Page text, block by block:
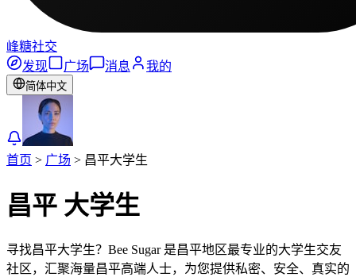
峰糖社交
发现
广场 消息 我的
简体中文
首页 > 广场 > 昌平大学生
昌平 大学生
寻找昌平大学生？Bee Sugar 是昌平地区最专业的大学生交友
社区，汇聚海量昌平高端人士，为您提供私密、安全、真实的